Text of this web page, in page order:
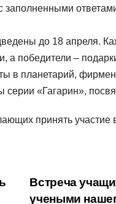
заполненными
до 18 апреля.
а победители –
в планетарий,
серии «Гагарин»,
принять участие
Встреча
учеными